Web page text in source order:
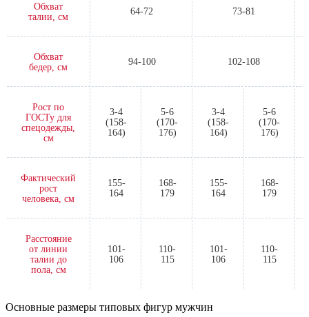
Обхват
талии, см
64-72 73-81
Обхват
бедер, см
94-100 102-108
Рост по
ГОСТу для
спецодежды,
см
3-4
(158-
164)
5-6
(170-
176)
3-4
(158-
164)
5-6
(170-
176)
Фактический
рост
человека, см
155-
164
168-
179
155-
164
168-
179
Расстояние
от линии
талии до
пола, см
101-
106
110-
115
101-
106
110-
115
Основные размеры типовых фигур мужчин